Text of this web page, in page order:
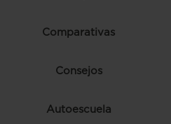
Comparativas
Consejos
Autoescuela